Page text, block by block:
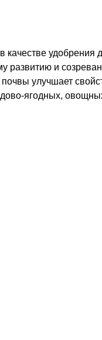
качестве удобрения
развитию и
улучшает
ягодных,